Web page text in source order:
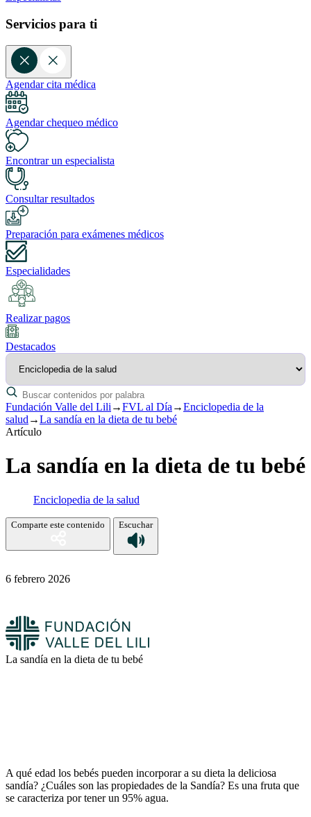
Servicios para ti
Agendar cita médica
Agendar chequeo médico
Encontrar un especialista
Consultar resultados
Preparación para exámenes médicos
Especialidades
Realizar pagos
Destacados
Fundación Valle del Lili →FVL al Día →Enciclopedia de la
salud →La sandía en la dieta de tu bebé
Artículo
La sandía en la dieta de tu bebé
Enciclopedia de la salud
Comparte este contenido Escuchar
6 febrero 2026
La sandía en la dieta de tu bebé
A qué edad los bebés pueden incorporar a su dieta la deliciosa
sandía? ¿Cuáles son las propiedades de la Sandía? Es una fruta que
se caracteriza por tener un 95% agua.